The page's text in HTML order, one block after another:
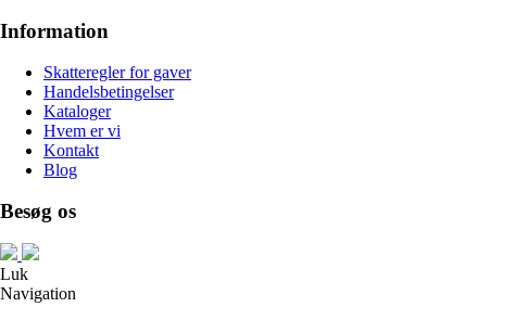
Information
Skatteregler for gaver
Handelsbetingelser
Kataloger
Hvem er vi
Kontakt
Blog
Besøg os
Luk
Navigation